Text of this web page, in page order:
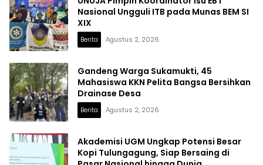
Nasional Ungguli ITB pada Munas BEM SI
XIX
Berita Agustus 2, 2026
Gandeng Warga Sukamukti, 45
Mahasiswa KKN Pelita Bangsa Bersihkan
Drainase Desa
Berita Agustus 2, 2026
Akademisi UGM Ungkap Potensi Besar
Kopi Tulungagung, Siap Bersaing di